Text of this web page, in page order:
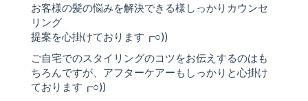
お客様の髪の悩みを解決できる様しっかりカウンセ
リング
提案を心掛けております┏○))
ご自宅でのスタイリングのコツをお伝えするのはも
ちろんですが、アフターケアーもしっかりと心掛け
ております┏○))